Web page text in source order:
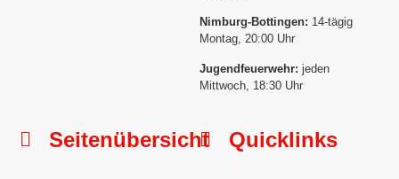
Nimburg-Bottingen: 14-tägig
Montag, 20:00 Uhr
Jugendfeuerwehr: jeden
Mittwoch, 18:30 Uhr
Seitenübersicht Quicklinks